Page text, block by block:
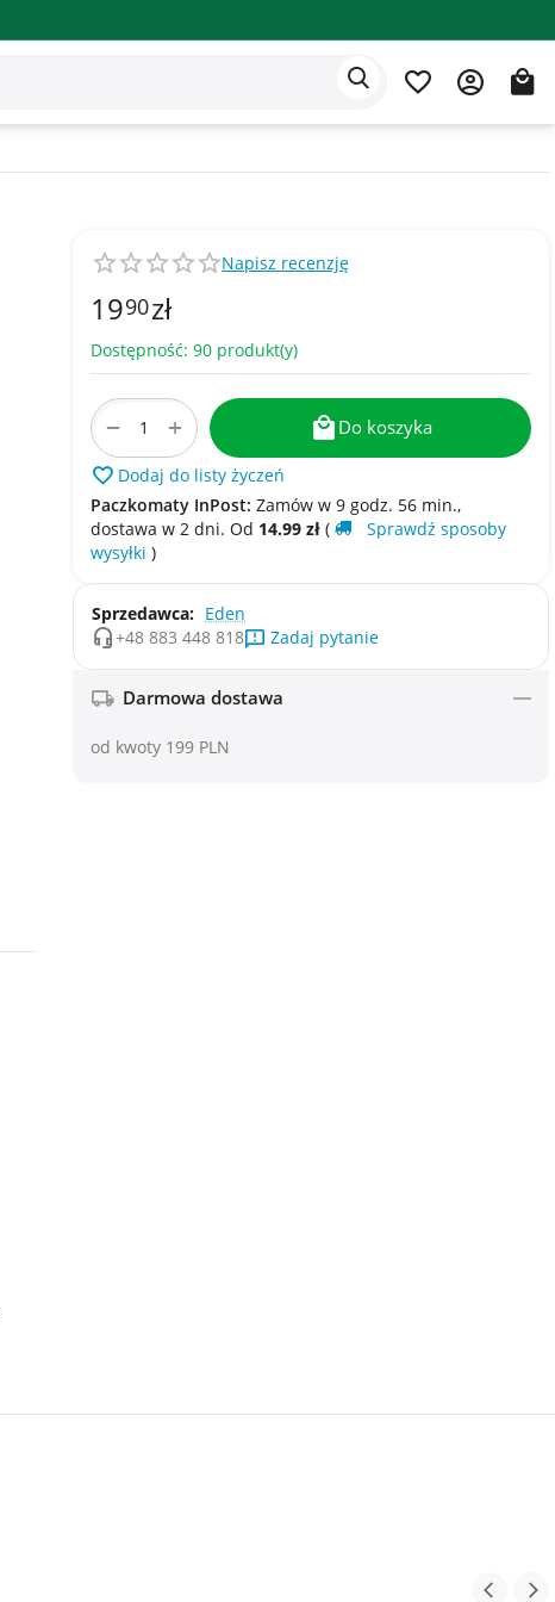
Napisz recenzję
1990zł
Dostępność: 90 produkt(y)
+
− Do koszyka
Dodaj do listy życzeń
Paczkomaty InPost: Zamów w 9 godz. 56 min.,
dostawa w​​ 2 dni. Od 14.99 zł (
Sprawdź sposoby
wysyłki )
Sprzedawca: Eden
+48 883 448 818
Zadaj pytanie
Darmowa dostawa
od kwoty 199 PLN